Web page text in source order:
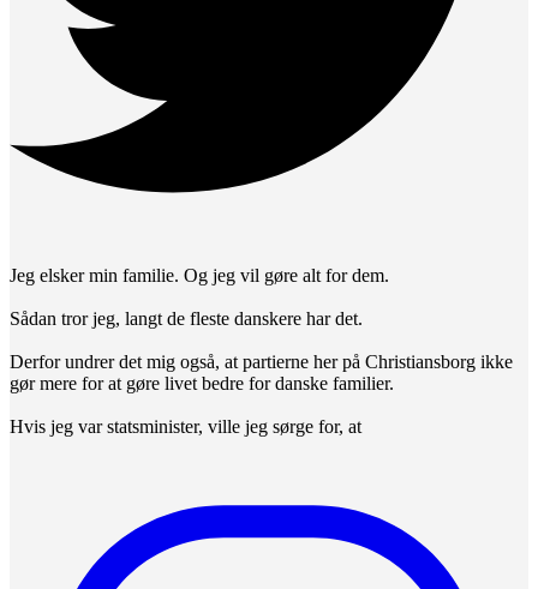
Jeg elsker min familie. Og jeg vil gøre alt for dem.
Sådan tror jeg, langt de fleste danskere har det.
Derfor undrer det mig også, at partierne her på Christiansborg ikke
gør mere for at gøre livet bedre for danske familier.
Hvis jeg var statsminister, ville jeg sørge for, at